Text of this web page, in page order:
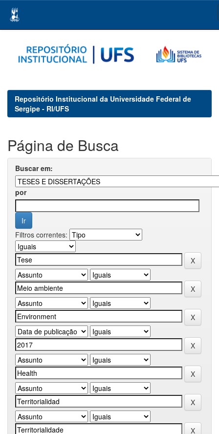
navigation
Repositório Institucional da Universidade Federal de
Sergipe - RI/UFS
Página de Busca
Buscar em:
por
Filtros correntes: